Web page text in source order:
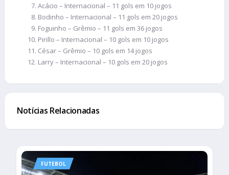
Acácio – Internacional – 11 gols em 10 jogos
Bodinho – Internacional – 11 gols em 20 jogos
Foguinho – Grêmio – 11 gols em 36 jogos
Pirillo – Internacional – 10 gols em 10 jogos
César – Grêmio – 10 gols em 14 jogos
Larry – Internacional – 10 gols em 20 jogos
Notícias Relacionadas
FUTEBOL